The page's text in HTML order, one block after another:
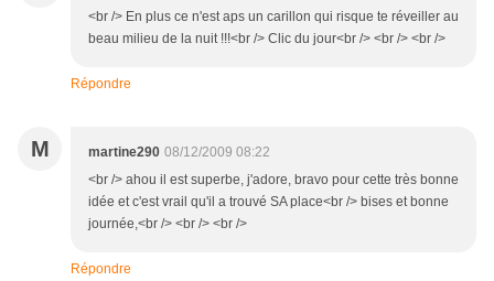
<br /> En plus ce n'est aps un carillon qui risque te réveiller au
beau milieu de la nuit !!!<br /> Clic du jour<br /> <br /> <br />
Répondre
M martine290 08/12/2009 08:22
<br /> ahou il est superbe, j'adore, bravo pour cette très bonne
idée et c'est vrail qu'il a trouvé SA place<br /> bises et bonne
journée,<br /> <br /> <br />
Répondre